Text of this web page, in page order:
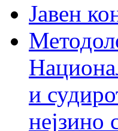
Јавен
и
нејзино